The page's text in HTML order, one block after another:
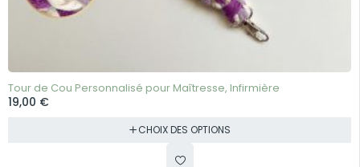
Tour de Cou Personnalisé pour Maîtresse, Infirmière
19,00 €
CHOIX DES OPTIONS